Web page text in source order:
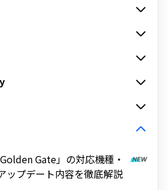
Gate」の対応機種・
ップデート内容を徹底解説